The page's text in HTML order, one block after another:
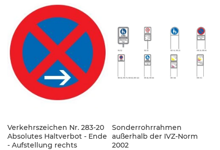
S
O
Z
t
z
z
Verkehrszeichen Nr. 283-20
Absolutes Haltverbot - Ende
- Aufstellung rechts
Sonderrohrrahmen
außerhalb der IVZ-Norm
2002